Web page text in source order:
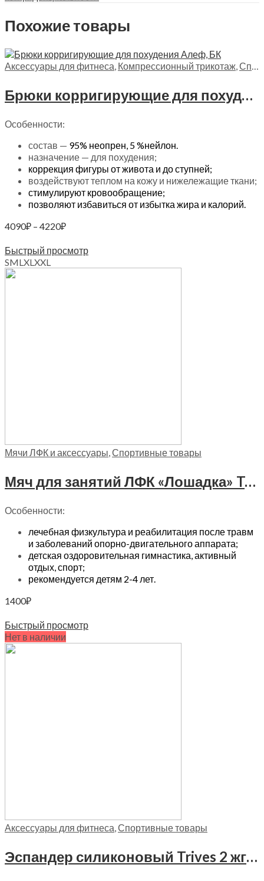
Похожие товары
Аксессуары для фитнеса Компрессионный трикотаж Спортивные товары
Брюки корригирующие для похудения Алеф, БК
Особенности:
состав — 95% неопрен, 5 %нейлон.
назначение — для похудения;
коррекция фигуры от живота и до ступней;
воздействуют теплом на кожу и нижележащие ткани;
стимулируют кровообращение;
позволяют избавиться от избытка жира и калорий.
4090₽ – 4220₽Диапазон
4090₽
Быстрый просмотр
SML XL XXL
Мячи ЛФК и аксессуары Спортивные товары
Мяч для занятий ЛФК «Лошадка» Trives, М-310
Особенности:
лечебная физкультура и реабилитация после травм
и заболеваний опорно-двигательного аппарата;
детская оздоровительная гимнастика, активный
отдых, спорт;
рекомендуется детям 2-4 лет.
1400₽
Быстрый просмотр
Нет в наличии
Аксессуары для фитнеса Спортивные товары
Эспандер силиконовый Trives 2 жгута, М 302